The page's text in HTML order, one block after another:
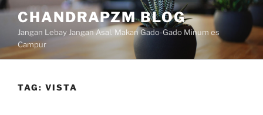
Skip
content
CHANDRAPZM BLOG
Jangan Lebay Jangan Asal. Makan Gado-Gado Minum es
Campur
TAG: VISTA